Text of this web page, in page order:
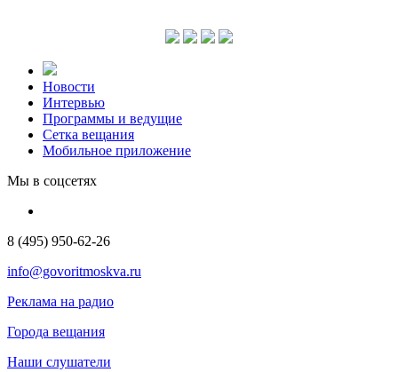
Новости
Интервью
Программы и ведущие
Сетка вещания
Мобильное приложение
Мы в соцсетях
8 (495) 950-62-26
info@govoritmoskva.ru
Реклама на радио
Города вещания
Наши слушатели